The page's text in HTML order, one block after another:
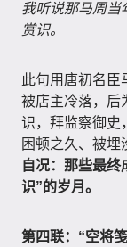
我听说那马周当
赏识。
此句用唐初名臣
被店主冷落，后
识，拜监察御史
困顿之久、被埋
自况：那些最终
识”的岁月。
第四联：“空将